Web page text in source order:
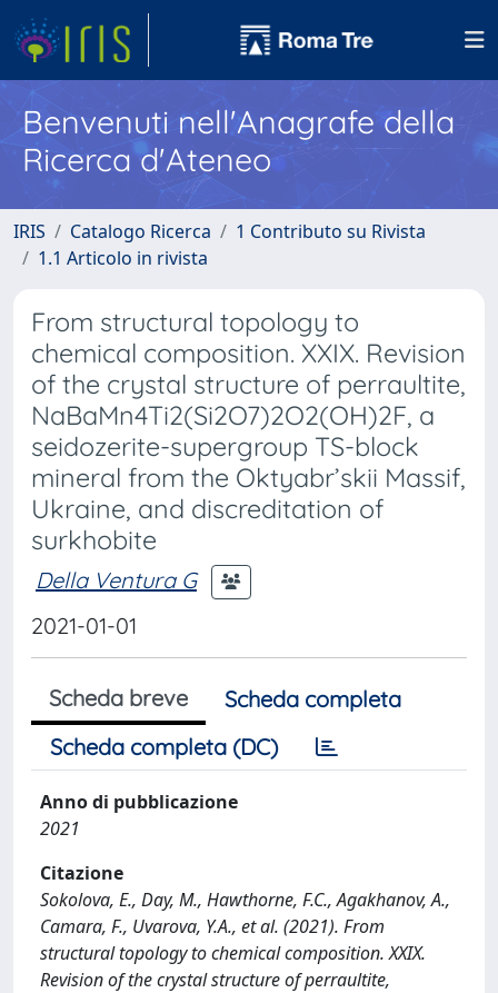
Benvenuti nell'Anagrafe della
Ricerca d'Ateneo
IRIS Catalogo Ricerca
1 Contributo su Rivista
1.1 Articolo in rivista
From structural topology to
chemical composition. XXIX. Revision
of the crystal structure of perraultite,
NaBaMn4Ti2(Si2O7)2O2(OH)2F, a
seidozerite-supergroup TS-block
mineral from the Oktyabr’skii Massif,
Ukraine, and discreditation of
surkhobite
Della Ventura G
2021-01-01
Scheda breve
Scheda completa
Scheda completa (DC)
Anno di pubblicazione
2021
Citazione
Sokolova, E., Day, M., Hawthorne, F.C., Agakhanov, A.,
Camara, F., Uvarova, Y.A., et al. (2021). From
structural topology to chemical composition. XXIX.
Revision of the crystal structure of perraultite,